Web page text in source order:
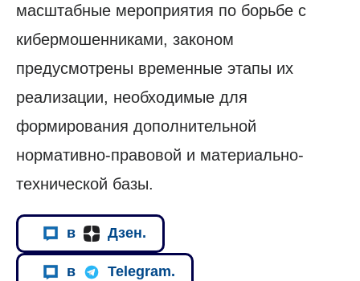
масштабные мероприятия по борьбе с
кибермошенниками, законом
предусмотрены временные этапы их
реализации, необходимые для
формирования дополнительной
нормативно-правовой и материально-
технической базы.
в Дзен.
в Telegram.